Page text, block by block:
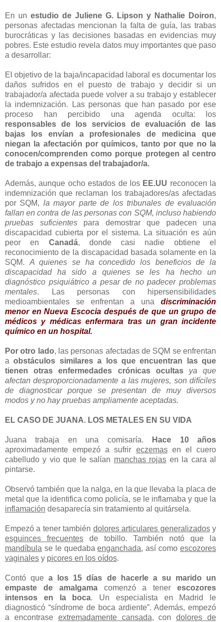
En un estudio de Juliene G. Lipson y Nathalie Doiron,
personas afectadas mencionan la falta de guía, las trabas
burocráticas y las decisiones basadas en evidencias muy
pobres. Este estudio revela datos muy importantes que paso
a desarrollar:
El objetivo de la baja/incapacidad laboral es documentar los
daños sufridos en el puesto de trabajo y decidir si un
trabajador/a afectada puede volver a su trabajo y establecer
la indemnización. Las personas que han pasado por ese
proceso han percibido una agenda oculta: los
responsables de los servicios de evaluación de las
bajas los envían a profesionales de medicina que
niegan la afectación por químicos, tanto por que no la
conocen/comprenden como porque protegen al centro
de trabajo a expensas del trabajador/a.
Además, aunque ocho estados de los EE.UU reconocen la
indemnización que reclaman los trabajadores/as afectadas
por SQM, la mayor parte de los tribunales de evaluación
fallan en contra de las personas con SQM, incluso habiendo
pruebas suficientespara demostrar que padecen una
discapacidad cubierta por el sistema. La situación es aún
peor en Canadá, donde casi nadie obtiene el
reconocimiento de la discapacidad basada solamente en la
SQM. A quienes se ha concedido los beneficios de la
discapacidad ha sido a quienes se les ha hecho un
diagnóstico psiquiátrico a pesar de no padecer problemas
mentales. Las personas con hipersensibilidades
medioambientales se enfrentan a una discriminación
menor en Nueva Escocia después de que un grupo de
médicos y médicas enfermara tras un gran incidente
químico en un hospital.
Por otro lado, las personas afectadas de SQM se enfrentan
aobstáculos similares a los que encuentran las que
tienen otras enfermedades crónicas ocultas ya que
afectan desproporcionadamente a las mujeres, son difíciles
de diagnosticar porque se presentan de muy diversos
modos y no hay pruebas ampliamente aceptadas.
EL CASO DE JUANA. LOS METALES EN SU VIDA
Juana trabaja en una comisaría.
Hace 10 años
aproximadamente empezó a sufrir eczemasen el cuero
cabelludo y vio que le salían manchas rojas en la cara al
pintarse.
Observó también que la nalga, en la que llevaba la placa de
metal que la identifica como policía, se le inflamaba y que la
inflamación desaparecía sin tratamiento al quitársela.
Empezó a tener también dolores articulares generalizadosy
esguinces frecuentes de tobillo. También notó que la
mandíbula se le quedabaenganchada, así comoescozores
vaginales y picores en los oídos.
Contó quea los 15 días de hacerle a su marido un
empaste de amalgamacomenzó a tenerescozores
intensos en la boca. Un especialista en Madrid le
diagnosticó “síndrome de boca ardiente”. Además, empezó
a encontrase extremadamente cansada, condolores de